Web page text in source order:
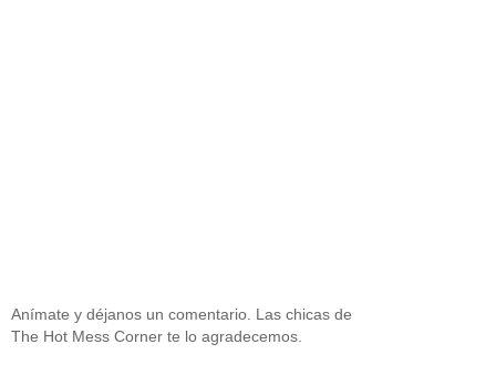
Anímate y déjanos un comentario. Las chicas de
The Hot Mess Corner te lo agradecemos.